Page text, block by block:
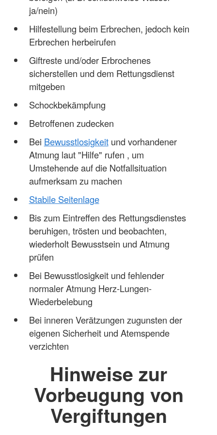
ja/nein)
Hilfestellung beim Erbrechen, jedoch kein
Erbrechen herbeirufen
Giftreste und/oder Erbrochenes
sicherstellen und dem Rettungsdienst
mitgeben
Schockbekämpfung
Betroffenen zudecken
Bei Bewusstlosigkeitund vorhandener
Atmung laut "Hilfe" rufen , um
Umstehende auf die Notfallsituation
aufmerksam zu machen
Stabile Seitenlage
Bis zum Eintreffen des Rettungsdienstes
beruhigen, trösten und beobachten,
wiederholt Bewusstsein und Atmung
prüfen
Bei Bewusstlosigkeit und fehlender
normaler Atmung Herz-Lungen-
Wiederbelebung
Bei inneren Verätzungen zugunsten der
eigenen Sicherheit und Atemspende
verzichten
Hinweise zur
Vorbeugung von
Vergiftungen